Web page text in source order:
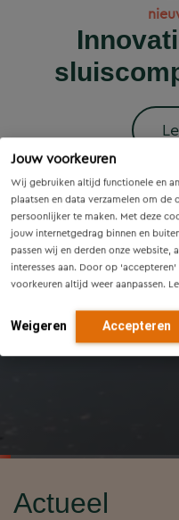
Jouw voorkeuren
Wij gebruiken altijd functionele en
plaatsen en data verzamelen om
persoonlijker te maken. Met deze
jouw internetgedrag binnen en
passen wij en derden onze website,
interesses aan. Door op
voorkeuren altijd weer aanpassen.
Weigeren Accepteren
Slim
Wet
werking:
dit voor
Actueel